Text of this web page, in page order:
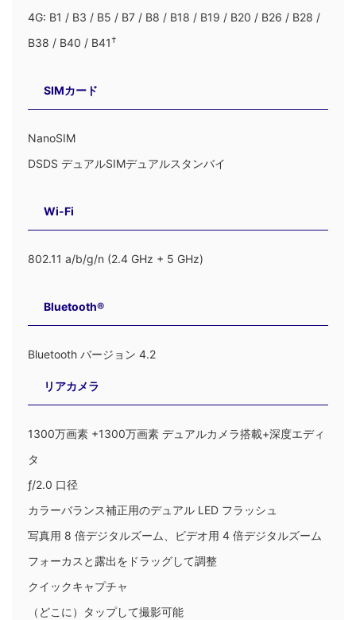
4G: B1 / B3 / B5 / B7 / B8 / B18 / B19 / B20 / B26 / B28 /
B38 / B40 / B41†
SIMカード
NanoSIM
DSDS デュアルSIMデュアルスタンバイ
Wi-Fi
802.11 a/b/g/n (2.4 GHz + 5 GHz)
Bluetooth®
Bluetooth バージョン 4.2
リアカメラ
1300万画素 +1300万画素 デュアルカメラ搭載+深度エディ
タ
ƒ/2.0 口径
カラーバランス補正用のデュアル LED フラッシュ
写真用 8 倍デジタルズーム、ビデオ用 4 倍デジタルズーム
フォーカスと露出をドラッグして調整
クイックキャプチャ
（どこに）タップして撮影可能